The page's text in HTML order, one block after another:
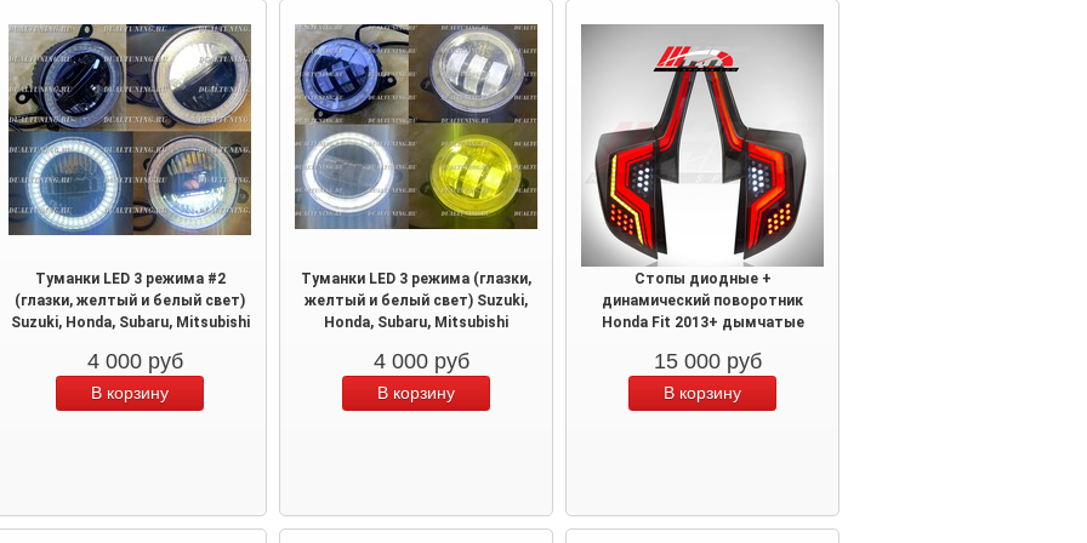
Туманки LED 3 режима #2
(глазки, желтый и белый свет)
Suzuki, Honda, Subaru, Mitsubishi
4 000 руб
Туманки LED 3 режима (глазки,
желтый и белый свет) Suzuki,
Honda, Subaru, Mitsubishi
4 000 руб
Стопы диодные +
динамический поворотник
Honda Fit 2013+ дымчатые
15 000 руб